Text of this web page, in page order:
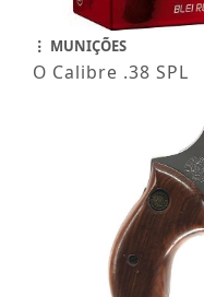
MUNIÇÕES
O Calibre .38 SPL